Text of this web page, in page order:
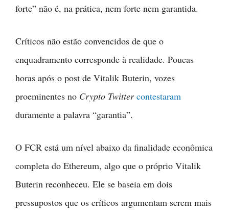
forte” não é, na prática, nem forte nem garantida.
Críticos não estão convencidos de que o
enquadramento corresponde à realidade. Poucas
horas após o post de Vitalik Buterin, vozes
proeminentes no Crypto Twitter contestaram
duramente a palavra “garantia”.
O FCR está um nível abaixo da finalidade econômica
completa do Ethereum, algo que o próprio Vitalik
Buterin reconheceu. Ele se baseia em dois
pressupostos que os críticos argumentam serem mais